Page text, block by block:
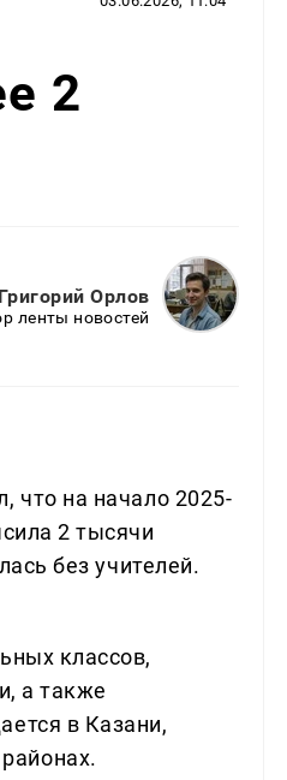
2
Григорий Орлов
ленты новостей
что на начало 2025-
2 тысячи
без учителей.
классов,
а также
в Казани,